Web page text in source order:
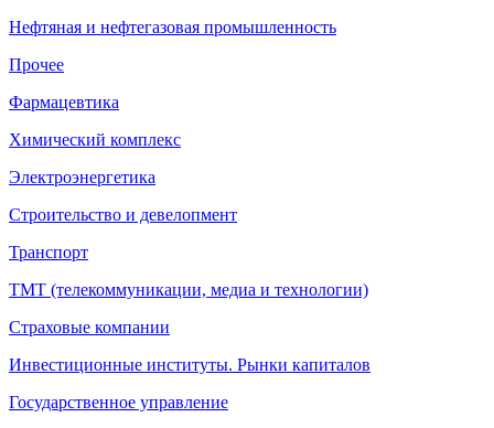
Нефтяная и нефтегазовая промышленность
Прочее
Фармацевтика
Химический комплекс
Электроэнергетика
Строительство и девелопмент
Транспорт
ТМТ (телекоммуникации, медиа и технологии)
Страховые компании
Инвестиционные институты. Рынки капиталов
Государственное управление